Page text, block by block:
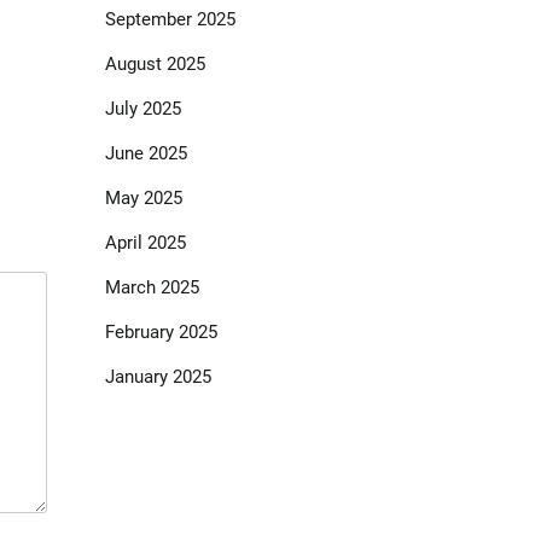
September 2025
August 2025
July 2025
June 2025
May 2025
April 2025
March 2025
February 2025
January 2025